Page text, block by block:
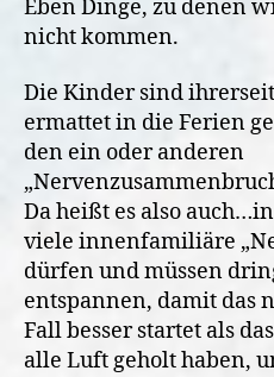
Eben Dinge, zu denen
nicht kommen.
Die Kinder sind
ermattet in die Ferien
den ein oder anderen
Da heißt es also
viele innenfamiliäre
dürfen und müssen
entspannen, damit das
Fall besser startet als
alle Luft geholt haben,